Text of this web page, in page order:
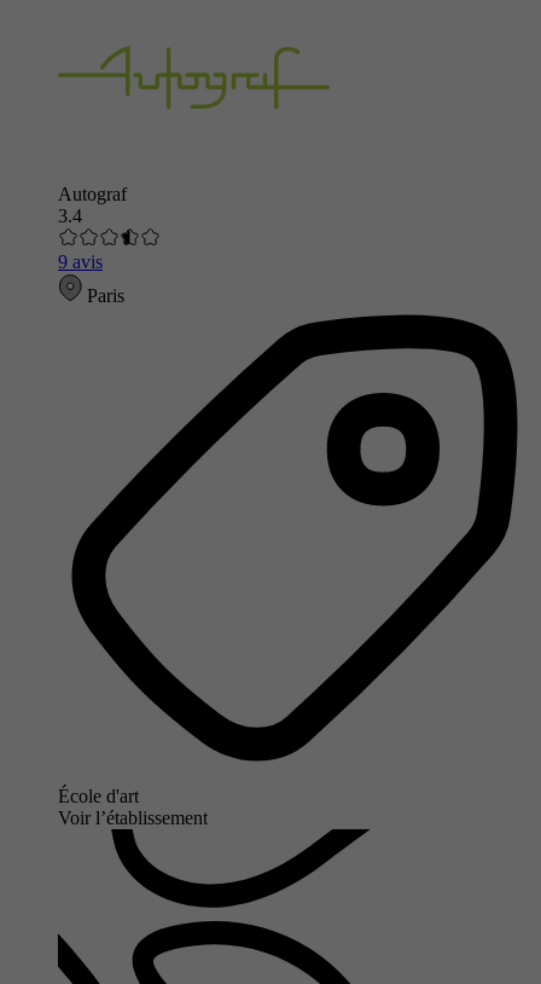
Autograf
3.4
9 avis
Paris
École d'art
Voir l’établissement